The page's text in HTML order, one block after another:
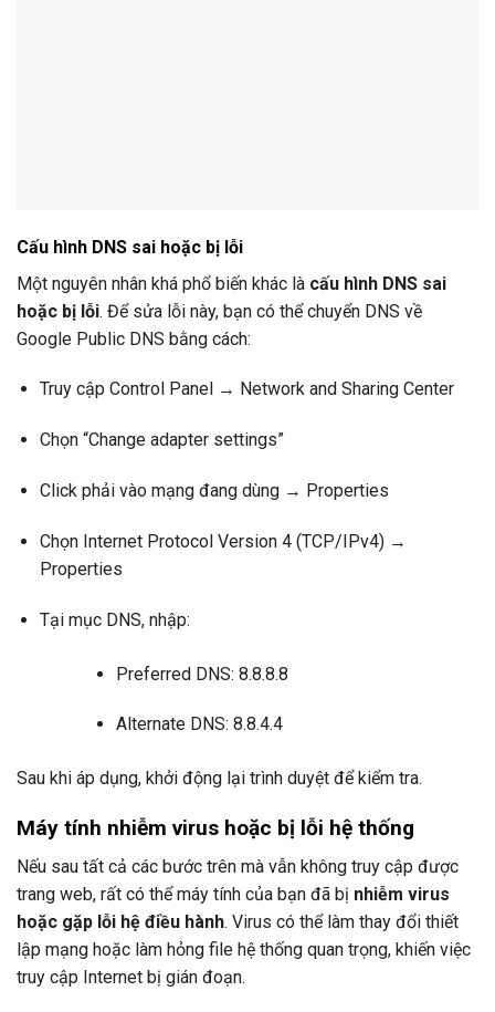
Cấu hình DNS sai hoặc bị lỗi
Một nguyên nhân khá phổ biến khác là cấu hình DNS sai
hoặc bị lỗi. Để sửa lỗi này, bạn có thể chuyển DNS về
Google Public DNS bằng cách:
Truy cập Control Panel → Network and Sharing Center
Chọn “Change adapter settings”
Click phải vào mạng đang dùng → Properties
Chọn Internet Protocol Version 4 (TCP/IPv4) →
Properties
Tại mục DNS, nhập:
Preferred DNS: 8.8.8.8
Alternate DNS: 8.8.4.4
Sau khi áp dụng, khởi động lại trình duyệt để kiểm tra.
Máy tính nhiễm virus hoặc bị lỗi hệ thống
Nếu sau tất cả các bước trên mà vẫn không truy cập được
trang web, rất có thể máy tính của bạn đã bị nhiễm virus
hoặc gặp lỗi hệ điều hành. Virus có thể làm thay đổi thiết
lập mạng hoặc làm hỏng file hệ thống quan trọng, khiến việc
truy cập Internet bị gián đoạn.